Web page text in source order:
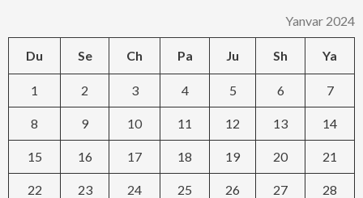
Yanvar 2024
Du Se Ch Pa Ju Sh Ya
1 2 3 4 5 6 7
8 9 10 11 12 13 14
15 16 17 18 19 20 21
22 23 24 25 26 27 28